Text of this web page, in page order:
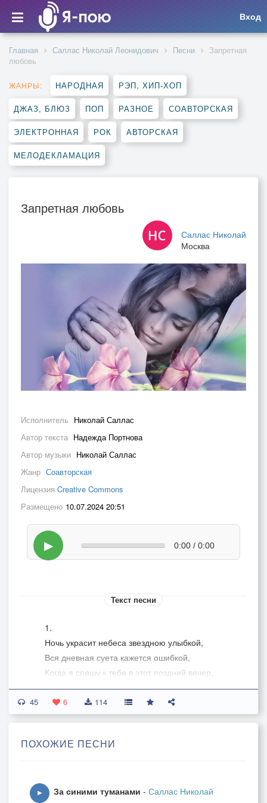
Вход
Главная Саллас Николай Леонидович Песни
Запретная
любовь
ЖАНРЫ: НАРОДНАЯ РЭП, ХИП-ХОП
ДЖАЗ, БЛЮЗ ПОП РАЗНОЕ СОАВТОРСКАЯ
ЭЛЕКТРОННАЯ РОК АВТОРСКАЯ
МЕЛОДЕКЛАМАЦИЯ
Запретная любовь
Саллас Николай
Москва
Исполнитель Николай Саллас
Автор текста Надежда Портнова
Автор музыки Николай Саллас
Жанр Соавторская
Лицензия Creative Commons
Размещено 10.07.2024 20:51
▶ 0:00 / 0:00
Текст песни
1.
Ночь украсит небеса звездною улыбкой,
Вся дневная суета кажется ошибкой,
Когда я спешу к тебе в этот поздний вечер,
Нам запретная любовь назначает встречу.
Припев:
Запретная любовь, лишь час до расставанья,
45 6 114
ПОХОЖИЕ ПЕСНИ
▶ За синими туманами - Саллас Николай